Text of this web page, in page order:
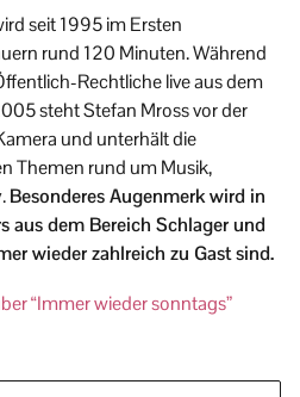
seit 1995 im Ersten
rund 120 Minuten. Während
Rechtliche live aus dem
steht Stefan Mross vor der
und unterhält die
Themen rund um Musik,
Besonderes Augenmerk wird in
aus dem Bereich Schlager und
wieder zahlreich zu Gast sind.
“Immer wieder sonntags”